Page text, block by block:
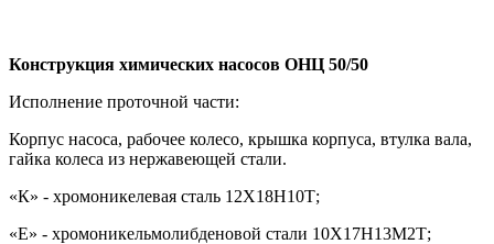
Конструкция химических насосов ОНЦ 50/50
Исполнение проточной части:
Корпус насоса, рабочее колесо, крышка корпуса, втулка вала,
гайка колеса из нержавеющей стали.
«К» - хромоникелевая сталь 12Х18Н10Т;
«Е» - хромоникельмолибденовой стали 10Х17Н13М2Т;